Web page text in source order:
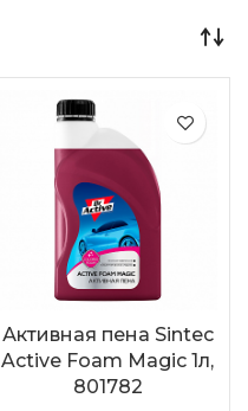
Активная пена Sintec
Active Foam Magic 1л,
801782